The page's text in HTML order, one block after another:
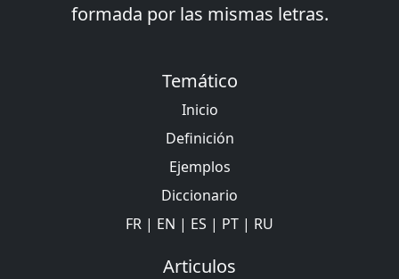
formada por las mismas letras.
Temático
Inicio
Definición
Ejemplos
Diccionario
FR | EN | ES | PT | RU
Articulos